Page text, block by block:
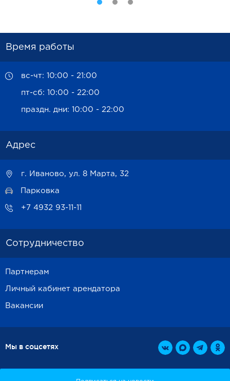
Время работы
вс-чт: 10:00 - 21:00
пт-сб: 10:00 - 22:00
праздн. дни: 10:00 - 22:00
Адрес
г. Иваново, ул. 8 Марта, 32
Парковка
+7 4932 93-11-11
Сотрудничество
Партнерам
Личный кабинет арендатора
Вакансии
Мы в соцсетях